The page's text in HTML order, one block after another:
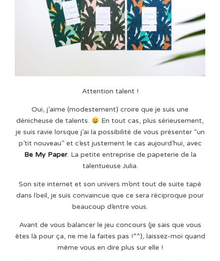
Attention talent !
Oui, j’aime (modestement) croire que je suis une
dénicheuse de talents.
En tout cas, plus sérieusement,
je suis ravie lorsque j’ai la possibilité de vous présenter “un
p’tit nouveau” et c’est justement le cas aujourd’hui, avec
Be My Paper. La petite entreprise de papeterie de la
talentueuse Julia.
Son site internet et son univers m’ont tout de suite tapé
dans l’oeil, je suis convaincue que ce sera réciproque pour
beaucoup d’entre vous.
Avant de vous balancer le jeu concours (je sais que vous
êtes là pour ça, ne me la faites pas !^^), laissez-moi quand
même vous en dire plus sur elle !